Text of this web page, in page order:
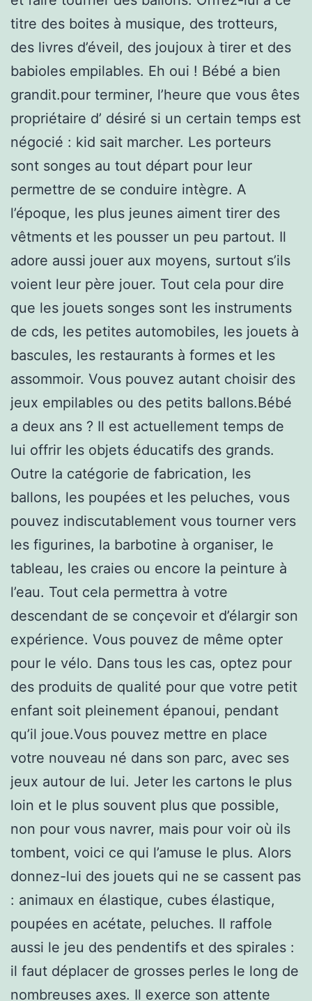
titre des boites à musique, des trotteurs,
des livres d’éveil, des joujoux à tirer et des
babioles empilables. Eh oui ! Bébé a bien
grandit.pour terminer, l’heure que vous êtes
propriétaire d’ désiré si un certain temps est
négocié : kid sait marcher. Les porteurs
sont songes au tout départ pour leur
permettre de se conduire intègre. A
l’époque, les plus jeunes aiment tirer des
vêtments et les pousser un peu partout. Il
adore aussi jouer aux moyens, surtout s’ils
voient leur père jouer. Tout cela pour dire
que les jouets songes sont les instruments
de cds, les petites automobiles, les jouets à
bascules, les restaurants à formes et les
assommoir. Vous pouvez autant choisir des
jeux empilables ou des petits ballons.Bébé
a deux ans ? Il est actuellement temps de
lui offrir les objets éducatifs des grands.
Outre la catégorie de fabrication, les
ballons, les poupées et les peluches, vous
pouvez indiscutablement vous tourner vers
les figurines, la barbotine à organiser, le
tableau, les craies ou encore la peinture à
l’eau. Tout cela permettra à votre
descendant de se conçevoir et d’élargir son
expérience. Vous pouvez de même opter
pour le vélo. Dans tous les cas, optez pour
des produits de qualité pour que votre petit
enfant soit pleinement épanoui, pendant
qu’il joue.Vous pouvez mettre en place
votre nouveau né dans son parc, avec ses
jeux autour de lui. Jeter les cartons le plus
loin et le plus souvent plus que possible,
non pour vous navrer, mais pour voir où ils
tombent, voici ce qui l’amuse le plus. Alors
donnez-lui des jouets qui ne se cassent pas
: animaux en élastique, cubes élastique,
poupées en acétate, peluches. Il raffole
aussi le jeu des pendentifs et des spirales :
il faut déplacer de grosses perles le long de
nombreuses axes. Il exerce son attente